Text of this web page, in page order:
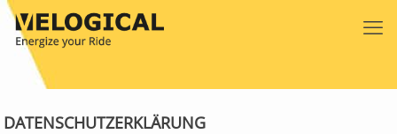
DATENSCHUTZERKLÄRUNG